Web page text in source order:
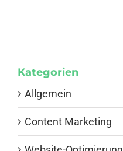
Kategorien
Allgemein
Content Marketing